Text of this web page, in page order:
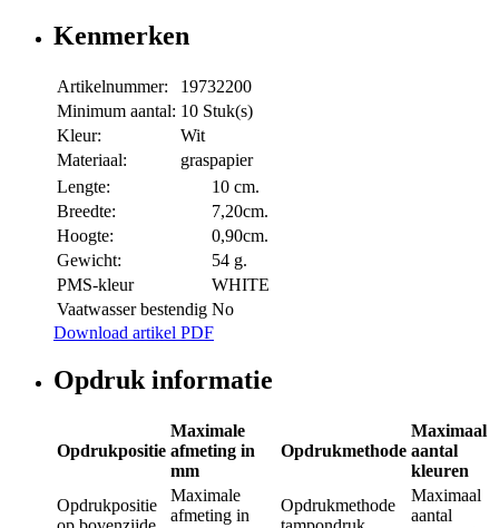
Kenmerken
Artikelnummer:
19732200
Minimum aantal: 10 Stuk(s)
Kleur:
Wit
Materiaal:
graspapier
Lengte:
10 cm.
Breedte:
7,20cm.
Hoogte:
0,90cm.
Gewicht:
54 g.
PMS-kleur
WHITE
Vaatwasser bestendig No
Download artikel PDF
Opdruk informatie
Opdrukpositie
Maximale
afmeting in
mm
Opdrukmethode
Maximaal
aantal
kleuren
Opdrukpositie
Maximale
afmeting in
Opdrukmethode
Maximaal
aantal